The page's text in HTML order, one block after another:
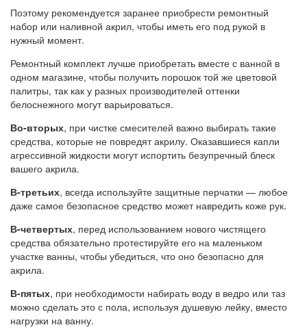
Поэтому рекомендуется заранее приобрести ремонтный
набор или наливной акрил, чтобы иметь его под рукой в
нужный момент.
Ремонтный комплект лучше приобретать вместе с ванной в
одном магазине, чтобы получить порошок той же цветовой
палитры, так как у разных производителей оттенки
белоснежного могут варьироваться.
Во-вторых, при чистке смесителей важно выбирать такие
средства, которые не повредят акрилу. Оказавшиеся капли
агрессивной жидкости могут испортить безупречный блеск
вашего акрила.
В-третьих, всегда используйте защитные перчатки — любое
даже самое безопасное средство может навредить коже рук.
В-четвертых, перед использованием нового чистящего
средства обязательно протестируйте его на маленьком
участке ванны, чтобы убедиться, что оно безопасно для
акрила.
В-пятых, при необходимости набирать воду в ведро или таз
можно сделать это с пола, используя душевую лейку, вместо
нагрузки на ванну.